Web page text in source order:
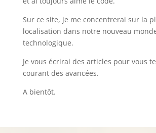
Sur ce site, je me concentrerai sur la
localisation dans notre nouveau
technologique.
Je vous écrirai des articles pour vous
courant des avancées.
A bientôt.